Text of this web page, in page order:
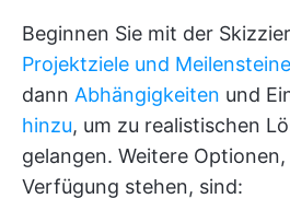
Beginnen Sie mit der
Projektziele und Meilensteine
dann Abhängigkeiten und
hinzu, um zu realistischen
gelangen. Weitere
Verfügung stehen, sind: